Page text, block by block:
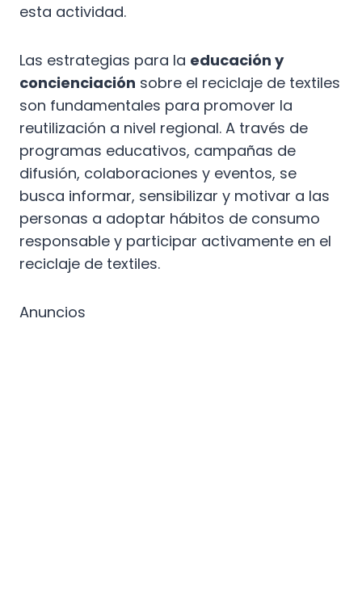
esta actividad.
Las estrategias para la educación y
concienciación sobre el reciclaje de textiles
son fundamentales para promover la
reutilización a nivel regional. A través de
programas educativos, campañas de
difusión, colaboraciones y eventos, se
busca informar, sensibilizar y motivar a las
personas a adoptar hábitos de consumo
responsable y participar activamente en el
reciclaje de textiles.
Anuncios